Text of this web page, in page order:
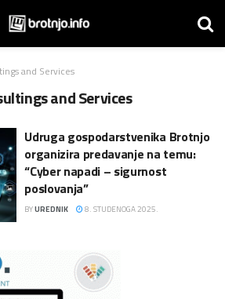
and Services
and Services
Udruga gospodarstvenika Brotnjo
organizira predavanje na temu:
“Cyber napadi – sigurnost
poslovanja”
BYUREDNIK 8. STUDENOGA 2025.